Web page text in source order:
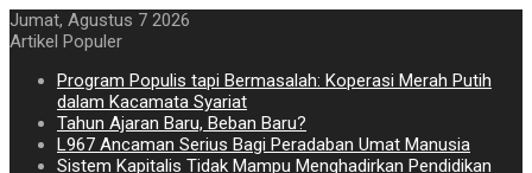
Jumat, Agustus 7 2026
Artikel Populer
Program Populis tapi Bermasalah: Koperasi Merah Putih
dalam Kacamata Syariat
Tahun Ajaran Baru, Beban Baru?
L967 Ancaman Serius Bagi Peradaban Umat Manusia
Sistem Kapitalis Tidak Mampu Menghadirkan Pendidikan